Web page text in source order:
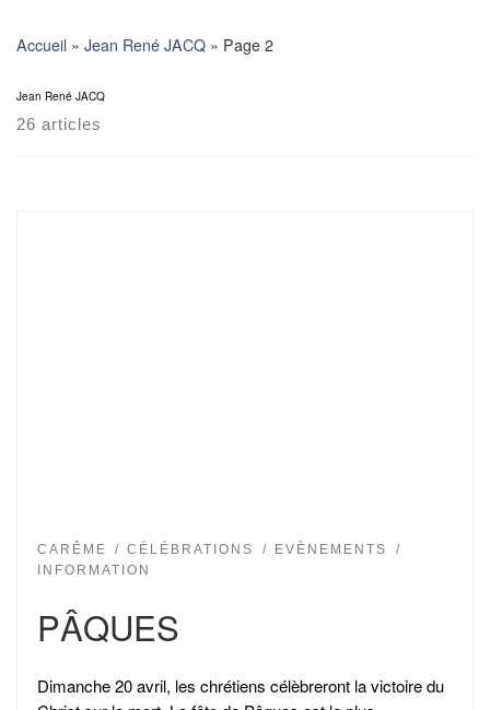
Accueil » Jean René JACQ » Page 2
Jean René JACQ
26 articles
CARÊME CÉLÉBRATIONS
EVÈNEMENTS
INFORMATION
PÂQUES
Dimanche 20 avril, les chrétiens célèbreront la victoire du